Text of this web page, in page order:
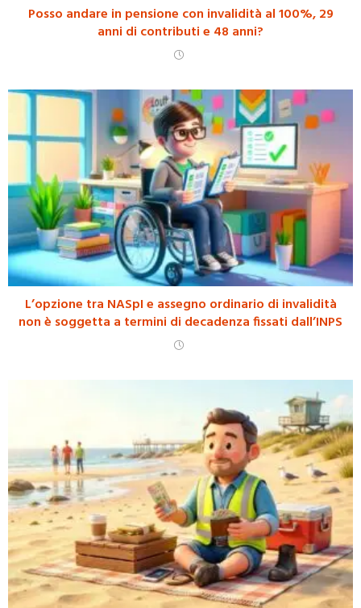
Posso andare in pensione con invalidità al 100%, 29
anni di contributi e 48 anni?
L’opzione tra NASpI e assegno ordinario di invalidità
non è soggetta a termini di decadenza fissati dall’INPS